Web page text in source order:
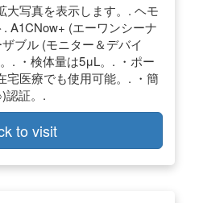
大写真を表示します。. ヘモ
A1CNow+ (エーワンシーナ
ブル (モニター＆デバイ
. ・検体量は5μL。. ・ポー
宅医療でも使用可能。. ・簡
認証。.
to visit